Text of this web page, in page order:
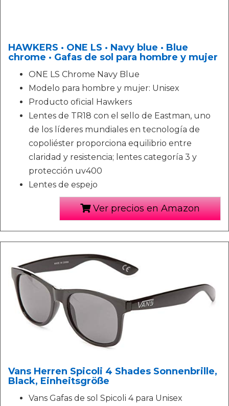
HAWKERS · ONE LS · Navy blue · Blue
chrome · Gafas de sol para hombre y mujer
ONE LS Chrome Navy Blue
Modelo para hombre y mujer: Unisex
Producto oficial Hawkers
Lentes de TR18 con el sello de Eastman, uno
de los líderes mundiales en tecnología de
copoliéster proporciona equilibrio entre
claridad y resistencia; lentes categoría 3 y
protección uv400
Lentes de espejo
Ver precios en Amazon
Vans Herren Spicoli 4 Shades Sonnenbrille,
Black, Einheitsgröße
Vans Gafas de sol Spicoli 4 para Unisex